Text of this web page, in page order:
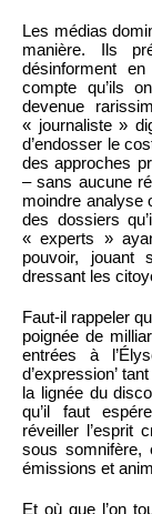
Les médias
manière. Ils
désinforment
compte qu’ils
devenue
« journaliste »
d’endosser le
des approches
– sans aucune
moindre analyse
des dossiers
« experts »
pouvoir, jouant
dressant les
Faut-il rappeler
poignée de
entrées à
d’expression’
la lignée du
qu’il faut
réveiller l’esprit
sous
émissions et
Et où que l’on